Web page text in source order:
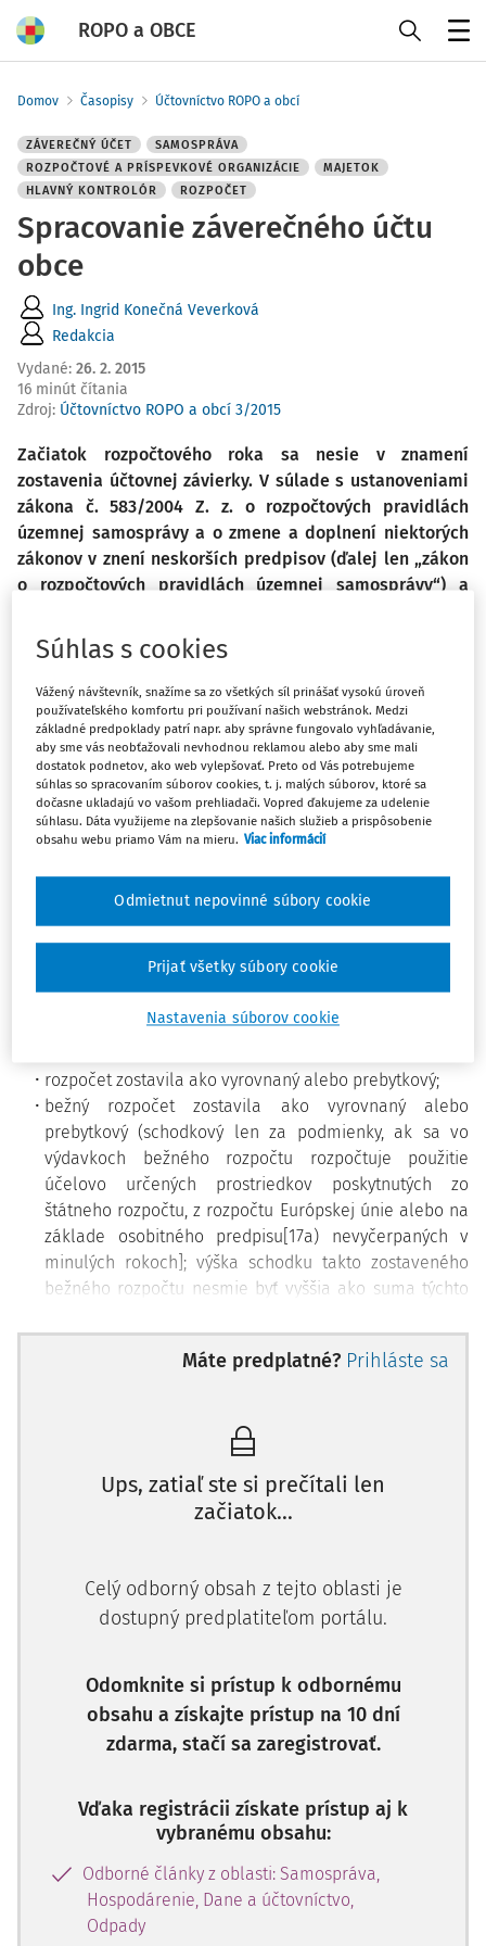
ROPO a OBCE
Domov Časopisy Účtovníctvo ROPO a obcí
ZÁVEREČNÝ ÚČET
SAMOSPRÁVA
ROZPOČTOVÉ A PRÍSPEVKOVÉ ORGANIZÁCIE
MAJETOK
HLAVNÝ KONTROLÓR
ROZPOČET
Spracovanie záverečného účtu
obce
Ing. Ingrid Konečná Veverková
Redakcia
Vydané: 26. 2. 2015
16 minút čítania
Zdroj: Účtovníctvo ROPO a obcí 3/2015
Začiatok rozpočtového roka sa nesie v znamení
zostavenia účtovnej závierky. V súlade s ustanoveniami
zákona č. 583/2004 Z. z. o rozpočtových pravidlách
územnej samosprávy a o zmene a doplnení niektorých
zákonov v znení neskorších predpisov (ďalej len „zákon
o rozpočtových pravidlách územnej samosprávy“) a
povinné dať si overiť účtovnú závierku audítorom, ktorý
pri overovaní účtovnej závierky obce overuje
hospodárenie obce podľa rozpočtu a tiež aj
hospodárenie s ostatnými finančnými prostriedkami,
overuje stav a vývoj dlhu a dodržiavanie pravidiel
používania návratných zdrojov financovania v súlade so
zákonom o rozpočtových pravidlách územnej
samosprávy.
! Upozornenie: S účinnosťou od 1. januára 2014 audítor
overuje okrem účtovnej závierky aj
ods. 1 zákona o rozpočtových pravidlách územnej
rozpočet zostavila ako vyrovnaný alebo prebytkový;
bežný rozpočet zostavila ako vyrovnaný alebo
prebytkový (schodkový len za podmienky, ak sa vo
výdavkoch bežného rozpočtu rozpočtuje použitie
účelovo určených prostriedkov poskytnutých zo
štátneho rozpočtu, z rozpočtu Európskej únie alebo na
základe osobitného predpisu[17a) nevyčerpaných v
minulých rokoch]; výška schodku takto zostaveného
bežného rozpočtu nesmie byť vyššia ako suma týchto
kapitálový rozpočet zostavila ako vyrovnaný alebo
prebytkový [kapitálový rozpočet sa môže zostaviť ako
územného celku (VÚC) z minulých rokov], návratnými
zdrojmi financovania, alebo je tento schodok krytý
prebytkom bežného rozpočtu v príslušnom
ústavného zákona č. 493/2011 Z. z. o rozpočtovej
zodpovednosti, podľa ktorého je obec povinná
zostavovať svoj rozpočet najmenej na tri rozpočtové
rozpočet na bežný rozpočtový rok, údaje o očakávanej
skutočnosti bežného rozpočtového roka a údaje o
skutočnom plnení rozpočtu za predchádzajúce dva
rozpočtové roky;
do šiestich mesiacov po uplynutí rozpočtového roka;
splnila povinnosť a zaviedla ozdravný režim v súlade s
§ 19 ods. 1 zákona o rozpočtových pravidlách územnej
samosprávy.
Máte predplatné? Prihláste sa
Ups, zatiaľ ste si prečítali len
začiatok...
Celý odborný obsah z tejto oblasti je
dostupný predplatiteľom portálu.
Odomknite si prístup k odbornému
obsahu a získajte prístup na 10 dní
zdarma, stačí sa zaregistrovať.
Vďaka registrácii získate prístup aj k
vybranému obsahu:
Odborné články z oblasti: Samospráva,
Hospodárenie, Dane a účtovníctvo,
Odpady
Súhlas s cookies
Vážený návštevník, snažíme sa zo všetkých síl prinášať vysokú úroveň
používateľského komfortu pri používaní našich webstránok. Medzi
základné predpoklady patrí napr. aby správne fungovalo vyhľadávanie,
aby sme vás neobťažovali nevhodnou reklamou alebo aby sme mali
dostatok podnetov, ako web vylepšovať. Preto od Vás potrebujeme
súhlas so spracovaním súborov cookies, t. j. malých súborov, ktoré sa
dočasne ukladajú vo vašom prehliadači. Vopred ďakujeme za udelenie
súhlasu. Dáta využijeme na zlepšovanie našich služieb a prispôsobenie
obsahu webu priamo Vám na mieru. Viac informácií
Nastavenia súborov cookie
Odmietnut nepovinné súbory cookie
Prijať všetky súbory cookie